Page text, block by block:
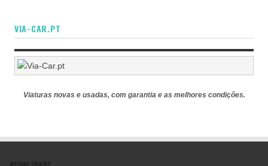
VIA-CAR.PT
Viaturas novas e usadas, com garantia e as melhores condições.